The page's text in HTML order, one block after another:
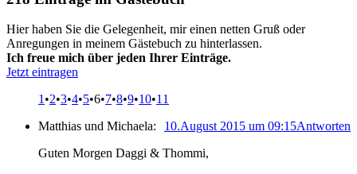
Hier haben Sie die Gelegenheit, mir einen netten Gruß oder
Anregungen in meinem Gästebuch zu hinterlassen.
Ich freue mich über jeden Ihrer Einträge.
Jetzt eintragen
1•2•3•4•5•6•7•8•9•10•11
Matthias und Michaela:
Antworten
10.August 2015 um 09:15
Guten Morgen Daggi & Thommi,